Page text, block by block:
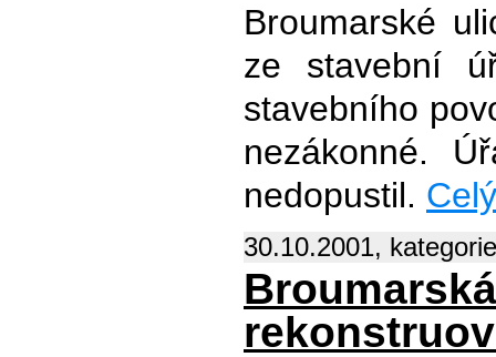
Broumarské
ze stavební
stavebního
nezákonné.
nedopustil.
30.10.2001,